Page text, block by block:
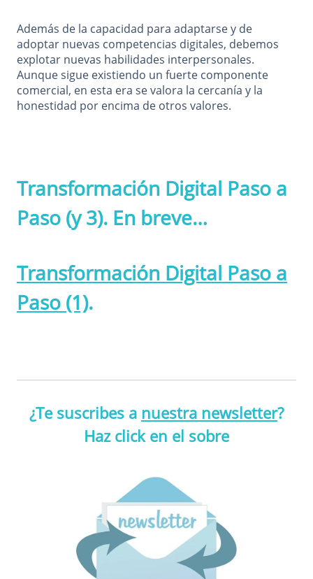
Además de la capacidad para adaptarse y de
adoptar nuevas competencias digitales, debemos
explotar nuevas habilidades interpersonales.
Aunque sigue existiendo un fuerte componente
comercial, en esta era se valora la cercanía y la
honestidad por encima de otros valores.
Transformación Digital Paso a
Paso (y 3). En breve…
Transformación Digital Paso a
Paso (1).
¿Te suscribes a nuestra newsletter?
Haz click en el sobre